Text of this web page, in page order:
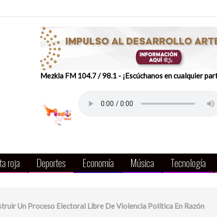
Mezkla FM 104.7 / 98.1 - ¡Escúchanos en cualquier
roja Deportes Economía Música Tecnología
Un Proceso Electoral Libre De Violencia Política En Razón